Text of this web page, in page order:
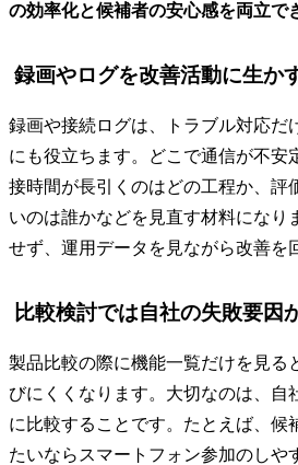
の効率化と候補者の安心感を両立で
録画やログを改善活動に生か
録画や接続ログは、トラブル対応だ
にも役立ちます。どこで通信が不安
接時間が長引くのはどの工程か、評
いのは誰かなどを見直す材料になり
せず、運用データを見ながら改善を
比較検討では自社の失敗要因
製品比較の際に機能一覧だけを見る
びにくくなります。大切なのは、自
に比較することです。たとえば、候
たいならスマートフォン参加のしや